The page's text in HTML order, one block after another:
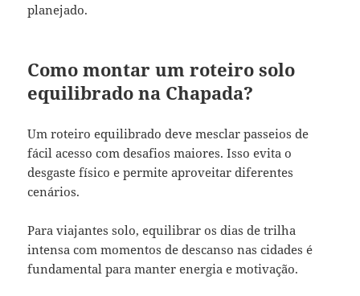
planejado.
Como montar um roteiro solo
equilibrado na Chapada?
Um roteiro equilibrado deve mesclar passeios de
fácil acesso com desafios maiores. Isso evita o
desgaste físico e permite aproveitar diferentes
cenários.
Para viajantes solo, equilibrar os dias de trilha
intensa com momentos de descanso nas cidades é
fundamental para manter energia e motivação.